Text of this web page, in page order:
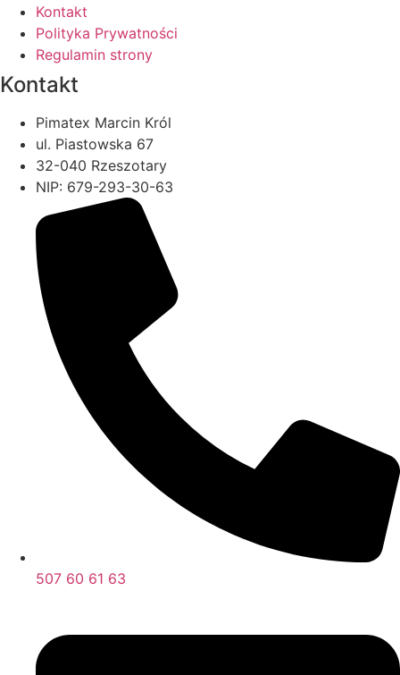
Kontakt
Polityka Prywatności
Regulamin strony
Kontakt
Pimatex Marcin Król
ul. Piastowska 67
32-040 Rzeszotary
NIP: 679-293-30-63
507 60 61 63